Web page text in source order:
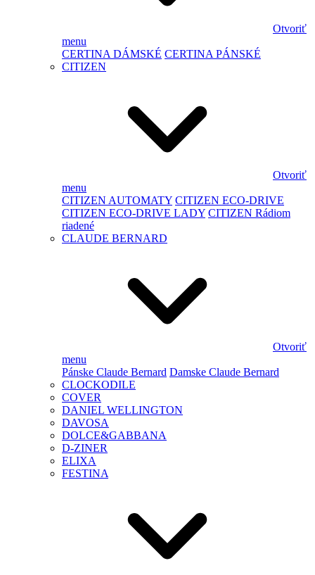
Otvoriť
menu
CERTINA DÁMSKÉ CERTINA PÁNSKÉ
CITIZEN
Otvoriť
menu
CITIZEN AUTOMATY CITIZEN ECO-DRIVE
CITIZEN ECO-DRIVE LADY CITIZEN Rádiom
riadené
CLAUDE BERNARD
Otvoriť
menu
Pánske Claude Bernard Damske Claude Bernard
CLOCKODILE
COVER
DANIEL WELLINGTON
DAVOSA
DOLCE&GABBANA
D-ZINER
ELIXA
FESTINA